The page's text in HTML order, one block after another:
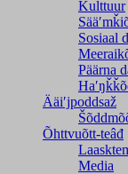
Kulttuur
Sosiaal
Päärna
Ääiʹjpoddsaž
Õhttvuõtt-teâđ
Media